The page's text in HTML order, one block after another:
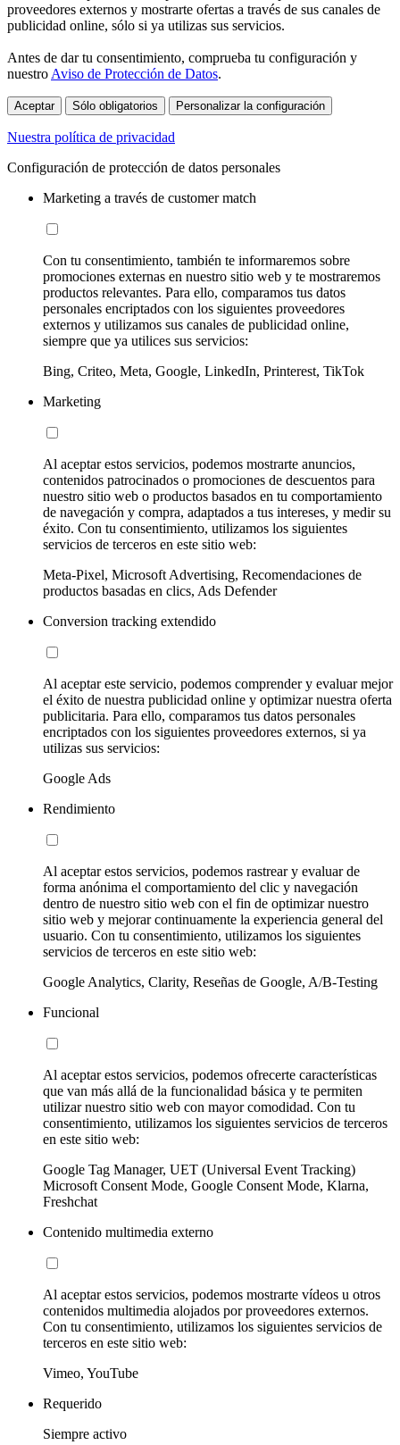
proveedores externos y mostrarte ofertas a través de sus canales de
publicidad online, sólo si ya utilizas sus servicios.
Antes de dar tu consentimiento, comprueba tu configuración y
nuestro Aviso de Protección de Datos.
Aceptar Sólo obligatorios Personalizar la configuración
Nuestra política de privacidad
Configuración de protección de datos personales
Marketing a través de customer match
Con tu consentimiento, también te informaremos sobre
promociones externas en nuestro sitio web y te mostraremos
productos relevantes. Para ello, comparamos tus datos
personales encriptados con los siguientes proveedores
externos y utilizamos sus canales de publicidad online,
siempre que ya utilices sus servicios:
Bing, Criteo, Meta, Google, LinkedIn, Printerest, TikTok
Marketing
Al aceptar estos servicios, podemos mostrarte anuncios,
contenidos patrocinados o promociones de descuentos para
nuestro sitio web o productos basados en tu comportamiento
de navegación y compra, adaptados a tus intereses, y medir su
éxito. Con tu consentimiento, utilizamos los siguientes
servicios de terceros en este sitio web:
Meta-Pixel, Microsoft Advertising, Recomendaciones de
productos basadas en clics, Ads Defender
Conversion tracking extendido
Al aceptar este servicio, podemos comprender y evaluar mejor
el éxito de nuestra publicidad online y optimizar nuestra oferta
publicitaria. Para ello, comparamos tus datos personales
encriptados con los siguientes proveedores externos, si ya
utilizas sus servicios:
Google Ads
Rendimiento
Al aceptar estos servicios, podemos rastrear y evaluar de
forma anónima el comportamiento del clic y navegación
dentro de nuestro sitio web con el fin de optimizar nuestro
sitio web y mejorar continuamente la experiencia general del
usuario. Con tu consentimiento, utilizamos los siguientes
servicios de terceros en este sitio web:
Google Analytics, Clarity, Reseñas de Google, A/B-Testing
Funcional
Al aceptar estos servicios, podemos ofrecerte características
que van más allá de la funcionalidad básica y te permiten
utilizar nuestro sitio web con mayor comodidad. Con tu
consentimiento, utilizamos los siguientes servicios de terceros
en este sitio web:
Google Tag Manager, UET (Universal Event Tracking)
Microsoft Consent Mode, Google Consent Mode, Klarna,
Freshchat
Contenido multimedia externo
Al aceptar estos servicios, podemos mostrarte vídeos u otros
contenidos multimedia alojados por proveedores externos.
Con tu consentimiento, utilizamos los siguientes servicios de
terceros en este sitio web:
Vimeo, YouTube
Requerido
Siempre activo